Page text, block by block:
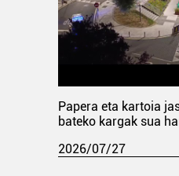
Papera eta kartoia
bateko kargak sua
2026/07/27